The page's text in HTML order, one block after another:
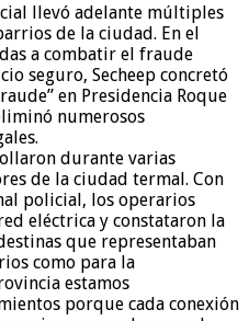
llevó adelante múltiples
de la ciudad. En el
a combatir el fraude
seguro, Secheep concretó
en Presidencia Roque
numerosos
durante varias
de la ciudad termal. Con
policial, los operarios
eléctrica y constataron la
que representaban
como para la
estamos
porque cada conexión